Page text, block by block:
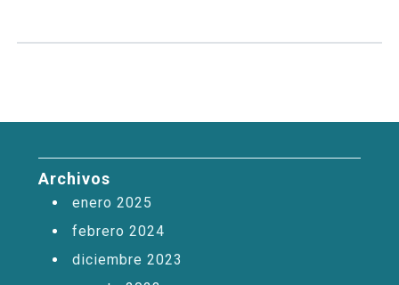
Archivos
enero 2025
febrero 2024
diciembre 2023